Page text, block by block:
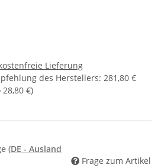
Lieferung
des Herstellers: 281,80 €
28,80 €)
(DE - Ausland
Frage zum Artikel